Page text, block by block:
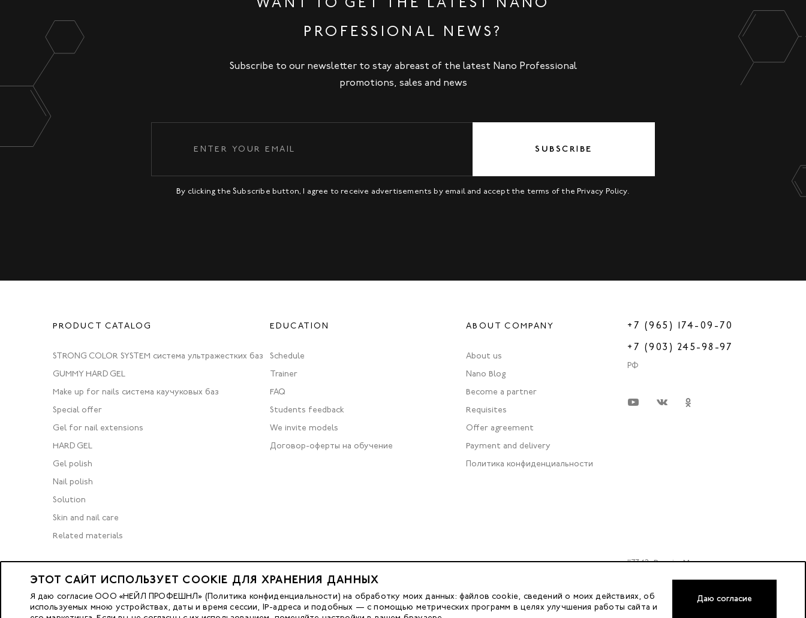
PROFESSIONAL NEWS?
Subscribe to our newsletter to stay abreast of the latest Nano Professional
promotions, sales and news
SUBSCRIBE
By clicking the Subscribe button, I agree to receive advertisements by email and accept the terms of thePrivacy Policy.
PRODUCT CATALOG
STRONG COLOR SYSTEM система ультражестких баз
GUMMY HARD GEL
Make up for nails система каучуковых баз
Special offer
Gel for nail extensions
HARD GEL
Gel polish
Nail polish
Solution
Skin and nail care
Related materials
EDUCATION
Schedule
Trainer
FAQ
Students feedback
We invite models
Договор-оферты на обучение
ABOUT COMPANY
About us
Nano Blog
Become a partner
Requisites
Offer agreement
Payment and delivery
Политика конфиденциальности
+7 (965) 174-09-70
+7 (903) 245-98-97
РФ
© 2023 Nano Prof Developed by FACE FAMILY
117342, Russia, Moscow,
Butlerova Street. 17, «BC Neo
Geo» floor 3, office 3079
ЭТОТ САЙТ ИСПОЛЬЗУЕТ COOKIE ДЛЯ ХРАНЕНИЯ ДАННЫХ
Я даю согласие ООО «НЕЙЛ ПРОФЕШНЛ» (Политика конфиденциальности) на обработку моих данных: файлов cookie, сведений о моих действиях, об
используемых мною устройствах, даты и время сессии, IP-адреса и подобных — с помощью метрических программ в целях улучшения работы сайта и
Даю согласие